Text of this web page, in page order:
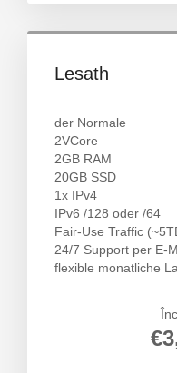
Lesath
der Normale
2VCore
2GB RAM
20GB SSD
1x IPv4
IPv6 /128 oder /64
Fair-Use Traffic
24/7 Support per E-
flexible monatliche